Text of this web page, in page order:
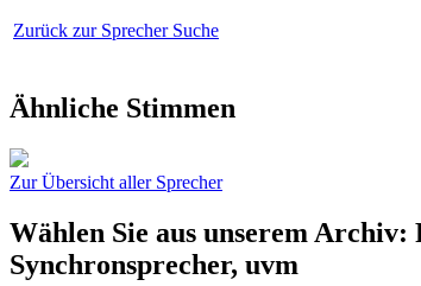
Zurück zur Sprecher Suche
Ähnliche Stimmen
Zur Übersicht aller Sprecher
Wählen Sie aus unserem
Synchronsprecher, uvm